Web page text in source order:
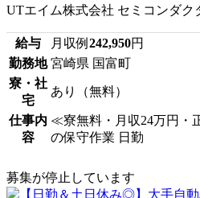
UTエイム株式会社 セミコンダク
給与 月収例 242,950円
勤務地 宮崎県 国富町
寮・社
宅
あり（無料）
仕事内
容
≪寮無料・月収24万円・
の保守作業 日勤
募集が停止しています